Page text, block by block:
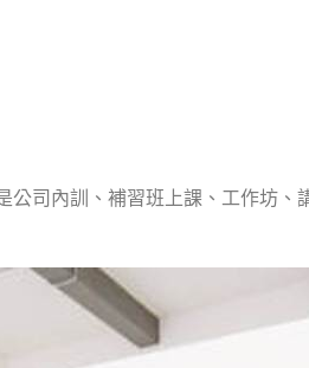
司內訓、補習班上課、工作坊